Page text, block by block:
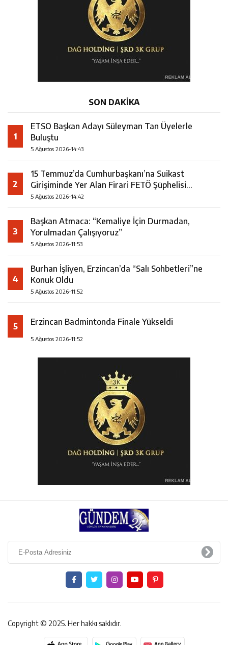
SON DAKİKA
1
ETSO Başkan Adayı Süleyman Tan Üyelerle
Buluştu
5 Ağustos 2026-14:43
2
15 Temmuz’da Cumhurbaşkanı’na Suikast
Girişiminde Yer Alan Firari FETÖ Şüphelisi
Yakalandı
5 Ağustos 2026-14:42
3
Başkan Atmaca: “Kemaliye İçin Durmadan,
Yorulmadan Çalışıyoruz”
5 Ağustos 2026-11:53
4
Burhan İşliyen, Erzincan’da “Salı Sohbetleri”ne
Konuk Oldu
5 Ağustos 2026-11:52
5 Erzincan Badmintonda Finale Yükseldi
5 Ağustos 2026-11:52
Copyright © 2025. Her hakkı saklıdır.